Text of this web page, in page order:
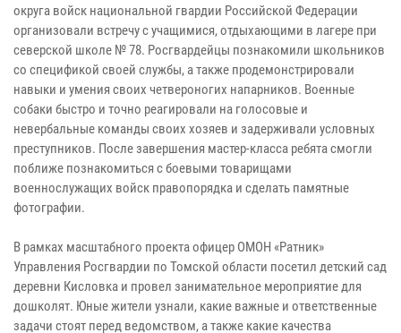
округа войск национальной гвардии Российской Федерации
организовали встречу с учащимися, отдыхающими в лагере при
северской школе № 78. Росгвардейцы познакомили школьников
со спецификой своей службы, а также продемонстрировали
навыки и умения своих четвероногих напарников. Военные
собаки быстро и точно реагировали на голосовые и
невербальные команды своих хозяев и задерживали условных
преступников. После завершения мастер-класса ребята смогли
поближе познакомиться с боевыми товарищами
военнослужащих войск правопорядка и сделать памятные
фотографии.
В рамках масштабного проекта офицер ОМОН «Ратник»
Управления Росгвардии по Томской области посетил детский сад
деревни Кисловка и провел занимательное мероприятие для
дошколят. Юные жители узнали, какие важные и ответственные
задачи стоят перед ведомством, а также какие качества